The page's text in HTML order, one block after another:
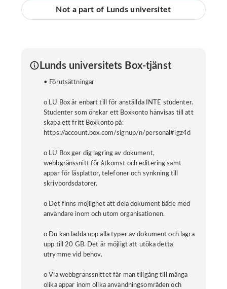
Not a part of Lunds universitet
Lunds universitets Box-tjänst
• Förutsättningar
o LU Box är enbart till för anställda INTE studenter.
Studenter som önskar ett Boxkonto hänvisas till att
skapa ett fritt Boxkonto på:
https://account.box.com/signup/n/personal#igz4d
o LU Box ger dig lagring av dokument,
webbgränssnitt för åtkomst och editering samt
appar för läsplattor, telefoner och synkning till
skrivbordsdatorer.
o Det finns möjlighet att dela dokument både med
användare inom och utom organisationen.
o Du kan ladda upp alla typer av dokument och lagra
upp till 20 GB. Det är möjligt att utöka detta
utrymme vid behov.
o Via webbgränssnittet får man tillgång till många
olika appar inom olika användningsområden och